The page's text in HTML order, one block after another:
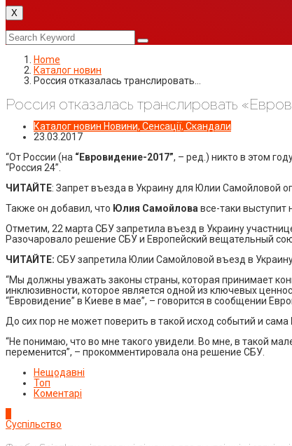
X
Home
Каталог новин
Россия отказалась транслировать…
Россия отказалась транслировать
Каталог новин Новини, Сенсації, Скандали
23.03.2017
“От России (на “Евровидение-2017”, – ред.) никто в этом
“Россия 24”.
ЧИТАЙТЕ: Запрет въезда в Украину для Юлии Самойловой
Также он добавил, что Юлия Самойлова все-таки выступит
Отметим, 22 марта СБУ запретила въезд в Украину
Разочаровало решение СБУ и Европейский вещательный
ЧИТАЙТЕ: СБУ запретила Юлии Самойловой въезд в
“Мы должны уважать законы страны, которая принимает
инклюзивности, которое является одной из ключевых
“Евровидение” в Киеве в мае”, – говорится в сообщении
До сих пор не может поверить в такой исход событий и сама
“Не понимаю, что во мне такого увидели. Во мне, в такой
переменится”, – прокомментировала она решение СБУ.
Нещодавні
Топ
Коментарі
Суспільство